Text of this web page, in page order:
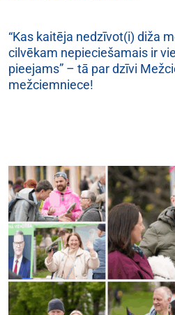
“Kas kaitēja nedzīvot(i) diža
cilvēkam nepieciešamais ir
pieejams” – tā par dzīvi
mežciemniece!